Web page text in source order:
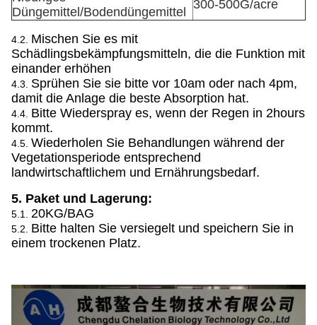
Düngemittel/Bodendüngemittel
300-500G/acre
4.2. Mischen Sie es mit
Schädlingsbekämpfungsmitteln, die die Funktion mit
einander erhöhen
4.3. Sprühen Sie sie bitte vor 10am oder nach 4pm,
damit die Anlage die beste Absorption hat.
4.4. Bitte Wiederspray es, wenn der Regen in 2hours
kommt.
4.5. Wiederholen Sie Behandlungen während der
Vegetationsperiode entsprechend
landwirtschaftlichem und Ernährungsbedarf.
5. Paket und Lagerung:
5.1. 20KG/BAG
5.2. Bitte halten Sie versiegelt und speichern Sie in
einem trockenen Platz.